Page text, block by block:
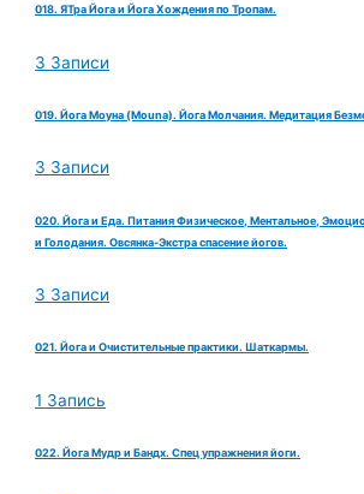
018. ЯТра Йога и Йога Хождения по Тропам.
3 Записи
019. Йога Моуна (Mouna). Йога Молчания. Медитация
3 Записи
020. Йога и Еда. Питания Физическое, Ментальное,
и Голодания. Овсянка-Экстра спасение йогов.
3 Записи
021. Йога и Очистительные практики. Шаткармы.
1 Запись
022. Йога Мудр и Бандх. Спец упражнения йоги.